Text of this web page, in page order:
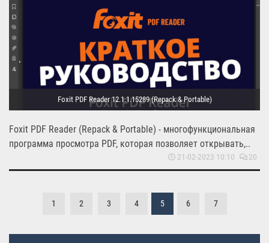
Foxit PDF Reader 12.1.1.15289 (Repack & Portable)
Foxit PDF Reader (Repack & Portable) - многофункциональная
программа просмотра PDF, которая позволяет открывать,..
21-02-2023 10:10 20
1 2 3 4 5 6 7